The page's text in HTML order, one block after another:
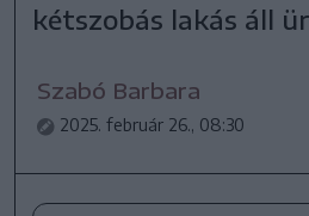
kétszobás lakás áll
Szabó Barbara
2025. február 26., 08:30